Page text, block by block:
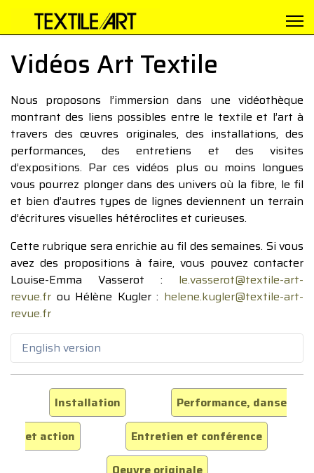
Vidéos Art Textile
Nous proposons l’immersion dans une vidéothèque
montrant des liens possibles entre le textile et l’art à
travers des œuvres originales, des installations, des
performances, des entretiens et des visites
d’expositions. Par ces vidéos plus ou moins longues
vous pourrez plonger dans des univers où la fibre, le fil
et bien d’autres types de lignes deviennent un terrain
d’écritures visuelles hétéroclites et curieuses.
Cette rubrique sera enrichie au fil des semaines. Si vous
avez des propositions à faire, vous pouvez contacter
Louise-Emma Vasserot : le.vasserot@textile-art-
revue.fr ou Hélène Kugler : helene.kugler@textile-art-
revue.fr
English version
Installation
Performance, danse
et action
Entretien et conférence